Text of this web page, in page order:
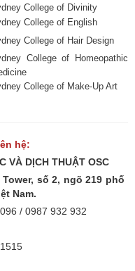
College of Divinity
College of English
College of Hair Design
College of Homeopathic
College of Make-Up Art
hệ:
VÀ DỊCH THUẬT OSC
số 2, ngõ 219 phố
Nam.
/ 0987 932 932